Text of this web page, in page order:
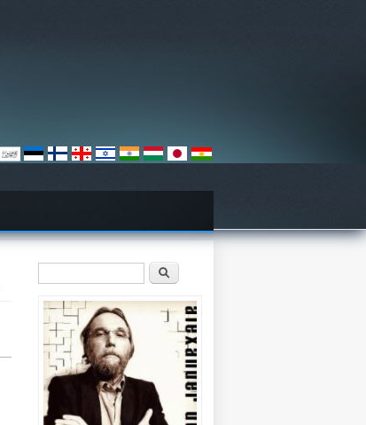
Formulario de búsqueda